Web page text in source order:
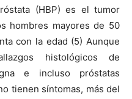
(HBP) es el tumor
hombres mayores de 50
con la edad (5) Aunque
histológicos de
e incluso próstatas
tienen síntomas, más del